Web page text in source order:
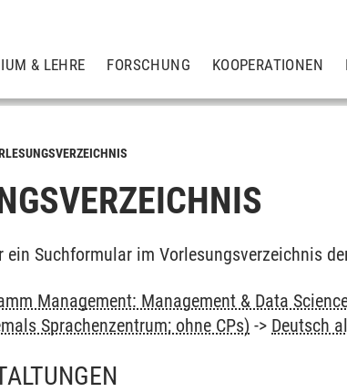
& LEHRE FORSCHUNG KOOPERATIONEN
ein Suchformular im Vorlesungsverzeichnis
Management: Management & Data
Sprachenzentrum; ohne CPs) -> Deutsch